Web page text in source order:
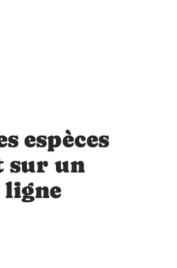
espèces
sur un
ligne